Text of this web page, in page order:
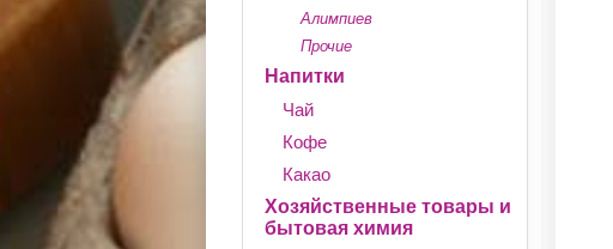
Алимпиев
Прочие
Напитки
Чай
Кофе
Какао
Хозяйственные товары и
бытовая химия